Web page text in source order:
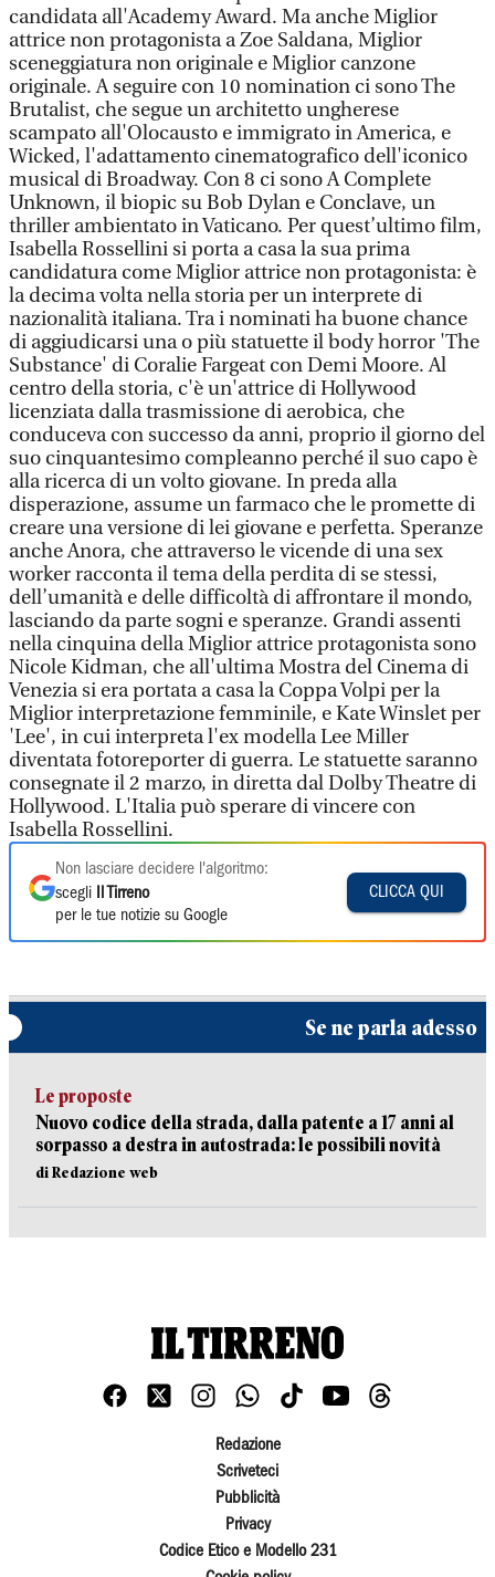
candidata all'Academy Award. Ma anche Miglior
attrice non protagonista a Zoe Saldana, Miglior
sceneggiatura non originale e Miglior canzone
originale. A seguire con 10 nomination ci sono The
Brutalist, che segue un architetto ungherese
scampato all'Olocausto e immigrato in America, e
Wicked, l'adattamento cinematografico dell'iconico
musical di Broadway. Con 8 ci sono A Complete
Unknown, il biopic su Bob Dylan e Conclave, un
thriller ambientato in Vaticano. Per quest’ultimo film,
Isabella Rossellini si porta a casa la sua prima
candidatura come Miglior attrice non protagonista: è
la decima volta nella storia per un interprete di
nazionalità italiana. Tra i nominati ha buone chance
di aggiudicarsi una o più statuette il body horror 'The
Substance' di Coralie Fargeat con Demi Moore. Al
centro della storia, c'è un'attrice di Hollywood
licenziata dalla trasmissione di aerobica, che
conduceva con successo da anni, proprio il giorno del
suo cinquantesimo compleanno perché il suo capo è
alla ricerca di un volto giovane. In preda alla
disperazione, assume un farmaco che le promette di
creare una versione di lei giovane e perfetta. Speranze
anche Anora, che attraverso le vicende di una sex
worker racconta il tema della perdita di se stessi,
dell’umanità e delle difficoltà di affrontare il mondo,
lasciando da parte sogni e speranze. Grandi assenti
nella cinquina della Miglior attrice protagonista sono
Nicole Kidman, che all'ultima Mostra del Cinema di
Venezia si era portata a casa la Coppa Volpi per la
Miglior interpretazione femminile, e Kate Winslet per
'Lee', in cui interpreta l'ex modella Lee Miller
diventata fotoreporter di guerra. Le statuette saranno
consegnate il 2 marzo, in diretta dal Dolby Theatre di
Hollywood. L'Italia può sperare di vincere con
Isabella Rossellini.
Non lasciare decidere l'algoritmo:
scegli
Il Tirreno
per le tue notizie su Google
CLICCA QUI
Se ne parla adesso
Le proposte
Nuovo codice della strada, dalla patente a 17 anni al
sorpasso a destra in autostrada: le possibili novità
di Redazione web
Redazione
Scriveteci
Pubblicità
Privacy
Codice Etico e Modello 231